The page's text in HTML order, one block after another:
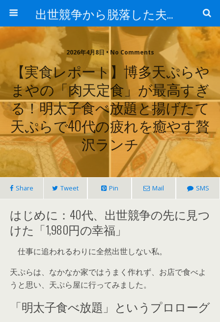
出世競争から脱落した夫と妻の日常
2026年4月8日 • No Comments
【実食レポート】博多天ぷらや
まやの「肉天定食」が最高すぎ
る！明太子食べ放題と揚げたて
天ぷらで40代の疲れを癒やす贅
沢ランチ
Share Tweet Pin Mail SMS
はじめに：40代、出世競争の先に見つ
けた「1,980円の幸福」
仕事に追われるわりに全然出世しない私。
天ぷらは、なかなか家ではうまく作れず、お店で食べよ
うと思い、天ぷら屋に行ってみました。
「明太子食べ放題」というプロローグ